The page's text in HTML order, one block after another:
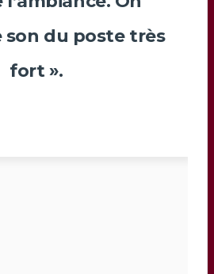
du poste très
fort ».